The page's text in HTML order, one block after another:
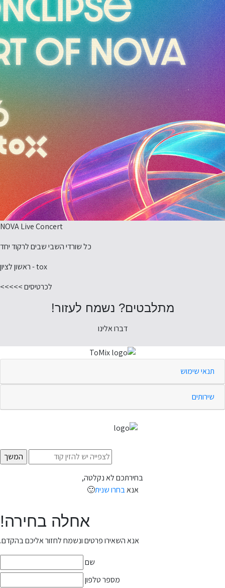
NOVA Live Concert
כל שורדי השבי שבים לרקוד יחד
tox - ראשון לציון
לכרטיסים >>>>>
מתלבטים? נשמח לעזור!
דברו אלינו
תנאי שימוש
שירותים
בחירתכם לא נקלטה,
אנאבחרו שנית🙂
אחלה בחירה!
אנא השאירו פרטים ונשמח לחזור אליכם בהקדם.
שם
מספר טלפון